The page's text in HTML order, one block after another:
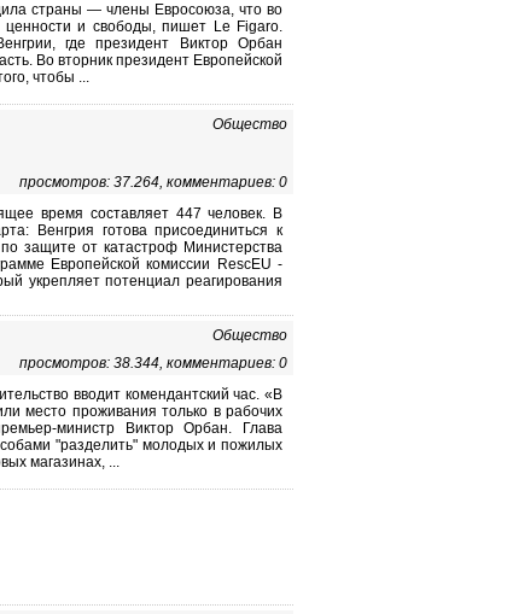
страны — члены Евросоюза, что во
и свободы, пишет Le Figaro.
где президент Виктор Орбан
Во вторник президент Европейской
чтобы ...
Общество
просмотров: 37.264, комментариев: 0
время составляет 447 человек. В
Венгрия готова присоединиться к
защите от катастроф Министерства
Европейской комиссии RescEU -
укрепляет потенциал реагирования
Общество
просмотров: 38.344, комментариев: 0
вводит комендантский час. «В
место проживания только в рабочих
министр Виктор Орбан. Глава
"разделить" молодых и пожилых
магазинах, ...